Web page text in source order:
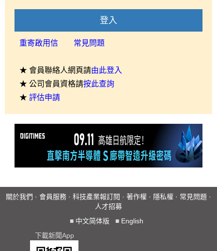
登入
重寄啟用信 常見問題
★ 會員聯絡人網頁請由此登入
★ 公司會員資格請按此查詢
★ 評估申請
關於我們 · 會員服務 · 科技產業報訂閱 · 著作權 · 隱私權 · 常見問題 ·
人才招募
■ 中文简体版 ■ English
下載新聞App